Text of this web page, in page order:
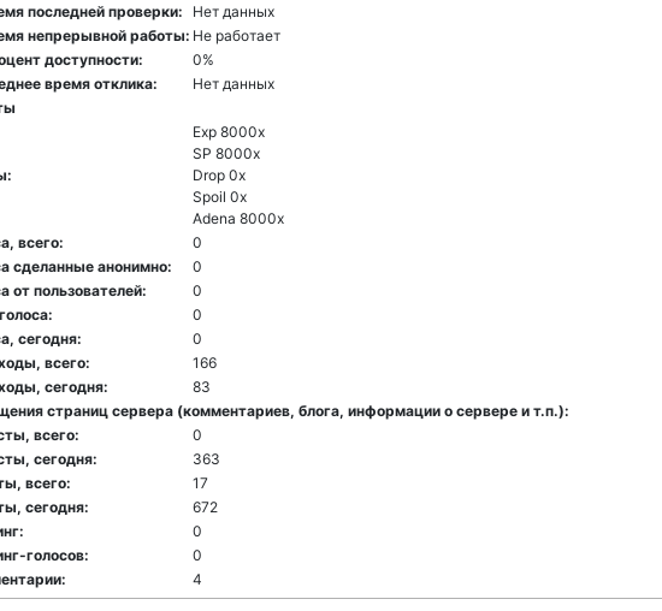
последней проверки:
Нет данных
непрерывной работы: Не работает
доступности:
0%
время отклика:
Нет данных
Exp 8000x
SP 8000x
Drop 0x
Spoil 0x
Adena 8000x
всего:
0
сделанные анонимно:
0
от пользователей:
0
0
сегодня:
0
всего:
166
сегодня:
83
страниц сервера (комментариев, блога, информации о сервере и т.п.):
всего:
0
сегодня:
363
всего:
17
сегодня:
672
0
голосов:
0
4